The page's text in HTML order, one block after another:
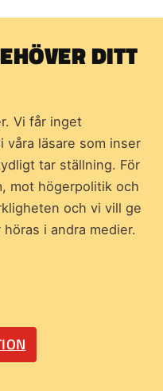
DITT
Vi får inget
våra läsare som inser
tar ställning. För
mot högerpolitik och
och vi vill ge
i andra medier.